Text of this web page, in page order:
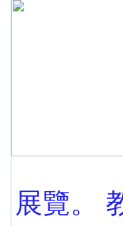
展覽。